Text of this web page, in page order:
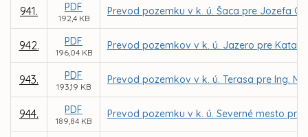
941. PDF
192,4 KB
Prevod pozemku v k. ú. Šaca pre Jozefa
942. PDF
196,04 KB
Prevod pozemkov v k. ú. Jazero pre
943. PDF
193,19 KB
Prevod pozemkov v k. ú. Terasa pre Ing.
944. PDF
189,84 KB
Prevod pozemku v k. ú. Severné mesto pre